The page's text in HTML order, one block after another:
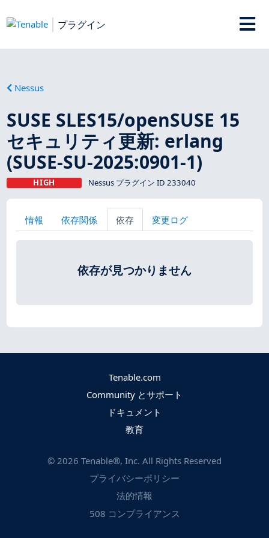
プラグイン
Nessus
SUSE SLES15/openSUSE 15
セキュリティ更新: erlang
(SUSE-SU-2025:0901-1)
HIGH Nessus プラグイン ID 233040
情報 依存関係 依存 変更ログ
依存が見つかりません
Tenable.com
Community とサポート
ドキュメント
教育
© 2026 Tenable®, Inc. All Rights Reserved
プライバシーポリシー
法的情報
508 コンプライアンス